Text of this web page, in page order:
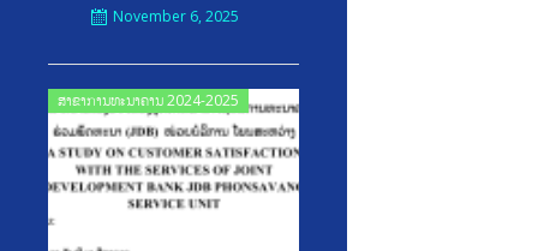
November 6, 2025
ສາຂາການທະນາຄານ 2024-2025
Posted
on